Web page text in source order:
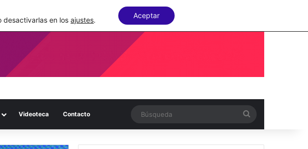
Videoteca Contacto
desactivarlas en losajustes.
Aceptar